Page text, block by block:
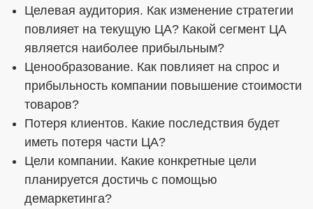
Целевая аудитория. Как изменение стратегии
повлияет на текущую ЦА? Какой сегмент ЦА
является наиболее прибыльным?
Ценообразование. Как повлияет на спрос и
прибыльность компании повышение стоимости
товаров?
Потеря клиентов. Какие последствия будет
иметь потеря части ЦА?
Цели компании. Какие конкретные цели
планируется достичь с помощью
демаркетинга?